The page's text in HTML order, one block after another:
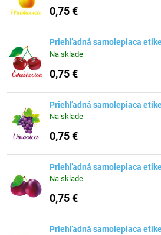
0,75 €
Priehľadná samolepiaca
Na sklade
0,75 €
Priehľadná samolepiaca
Na sklade
0,75 €
Priehľadná samolepiaca
Na sklade
0,75 €
Priehľadná samolepiaca